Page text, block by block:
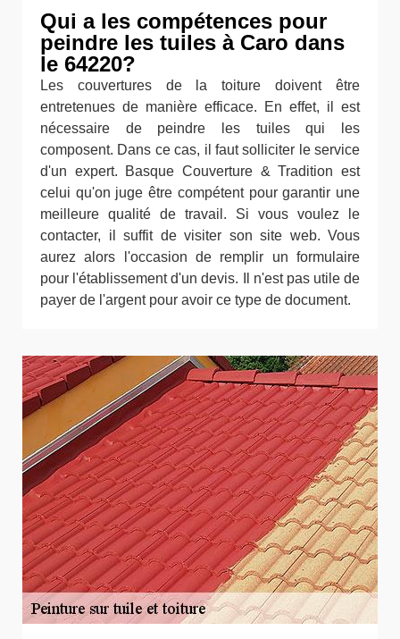
Qui a les compétences pour
peindre les tuiles à Caro dans
le 64220?
Les couvertures de la toiture doivent être
entretenues de manière efficace. En effet, il est
nécessaire de peindre les tuiles qui les
composent. Dans ce cas, il faut solliciter le service
d'un expert. Basque Couverture & Tradition est
celui qu'on juge être compétent pour garantir une
meilleure qualité de travail. Si vous voulez le
contacter, il suffit de visiter son site web. Vous
aurez alors l'occasion de remplir un formulaire
pour l'établissement d'un devis. Il n'est pas utile de
payer de l'argent pour avoir ce type de document.